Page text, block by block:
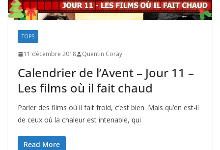
TOPS
11 décembre 2018 Quentin Coray
Calendrier de l’Avent – Jour 11 –
Les films où il fait chaud
Parler des films où il fait froid, c’est bien. Mais qu’en est-il
de ceux où la chaleur est intenable, qui
Read More